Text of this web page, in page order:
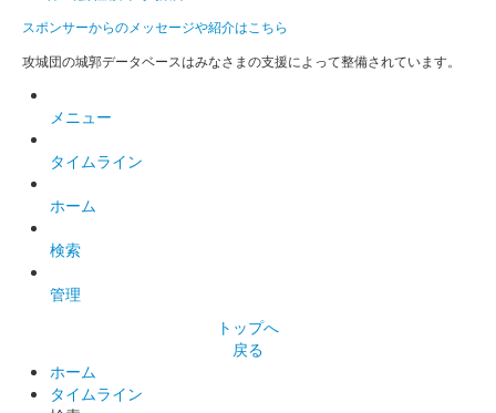
熊本城 御城印 正月限定 寅
販売終了
数量限定で元旦から販売された御城印。干支である寅と梅の印が
追加されている。加藤清正公の座右の銘「履道応乾」も押印され
ている。
熊本城 御城印
秋のくまもとお城まつり 城あかり開催にあわせて本丸お休み処
にて発売された限定御城印。限定2000枚。
スポンサーからのメッセージや紹介はこちら
攻城団の城郭データベースはみなさまの支援によって整備されています。
メニュー
タイムライン
ホーム
検索
管理
トップへ
戻る
ホーム
タイムライン